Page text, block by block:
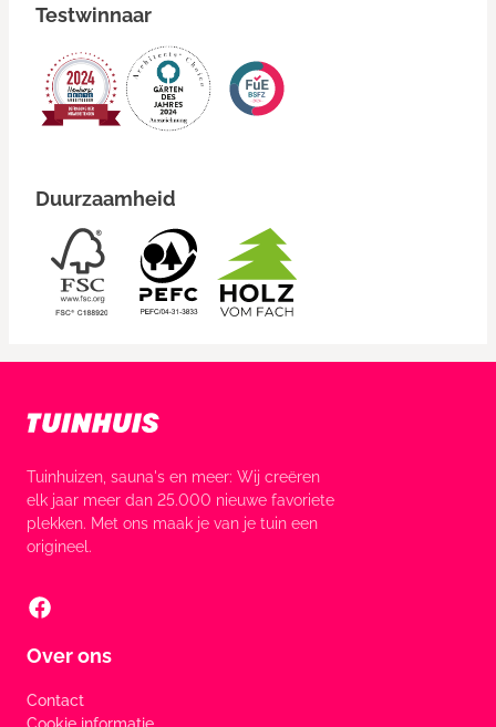
Testwinnaar
Duurzaamheid
Tuinhuizen, sauna's en meer: Wij creëren
elk jaar meer dan 25.000 nieuwe favoriete
plekken. Met ons maak je van je tuin een
origineel.
Over ons
Contact